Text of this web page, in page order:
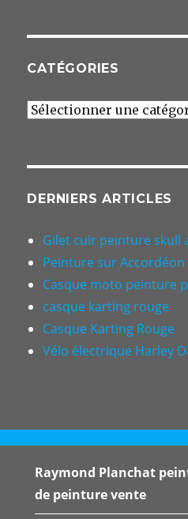
CATÉGORIES
Catégories
DERNIERS ARTICLES
Gilet cuir peinture skull
Peinture sur Accordéon
Casque moto peinture
casque karting rouge
Casque Karting Rouge
Vélo électrique Harley
Raymond Planchat
de peinture vente